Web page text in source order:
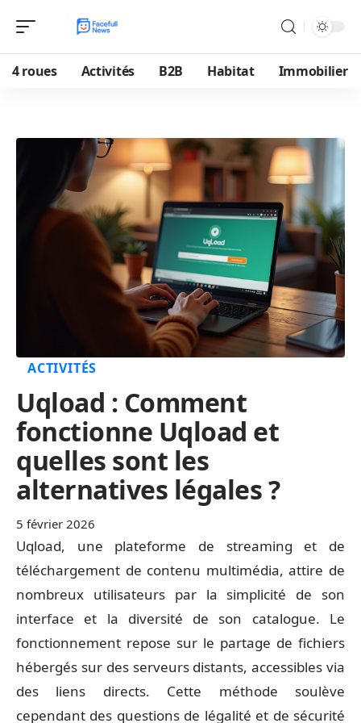
4 roues Activités B2B Habitat Immobilier
ACTIVITÉS
Uqload : Comment
fonctionne Uqload et
quelles sont les
alternatives légales ?
5 février 2026
Uqload, une plateforme de streaming et de
téléchargement de contenu multimédia, attire de
nombreux utilisateurs par la simplicité de son
interface et la diversité de son catalogue. Le
fonctionnement repose sur le partage de fichiers
hébergés sur des serveurs distants, accessibles via
des liens directs. Cette méthode soulève
cependant des questions de légalité et de sécurité